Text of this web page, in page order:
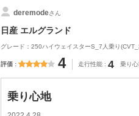
deremodeさん
日産 エルグランド
グレード：250ハイウェイスターS_7人乗り
評価 4 走行性能 4 乗り
乗り心地